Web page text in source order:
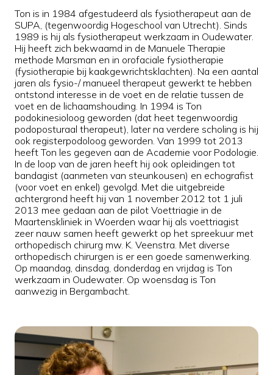
Ton is in 1984 afgestudeerd als fysiotherapeut aan de
SUPA, (tegenwoordig Hogeschool van Utrecht). Sinds
1989 is hij als fysiotherapeut werkzaam in Oudewater.
Hij heeft zich bekwaamd in de Manuele Therapie
methode Marsman en in orofaciale fysiotherapie
(fysiotherapie bij kaakgewrichtsklachten). Na een aantal
jaren als fysio-/ manueel therapeut gewerkt te hebben
ontstond interesse in de voet en de relatie tussen de
voet en de lichaamshouding. In 1994 is Ton
podokinesioloog geworden (dat heet tegenwoordig
podoposturaal therapeut), later na verdere scholing is hij
ook registerpodoloog geworden. Van 1999 tot 2013
heeft Ton les gegeven aan de Academie voor Podologie.
In de loop van de jaren heeft hij ook opleidingen tot
bandagist (aanmeten van steunkousen) en echografist
(voor voet en enkel) gevolgd. Met die uitgebreide
achtergrond heeft hij van 1 november 2012 tot 1 juli
2013 mee gedaan aan de pilot Voettriagie in de
Maartenskliniek in Woerden waar hij als voettriagist
zeer nauw samen heeft gewerkt op het spreekuur met
orthopedisch chirurg mw. K. Veenstra. Met diverse
orthopedisch chirurgen is er een goede samenwerking.
Op maandag, dinsdag, donderdag en vrijdag is Ton
werkzaam in Oudewater. Op woensdag is Ton
aanwezig in Bergambacht.